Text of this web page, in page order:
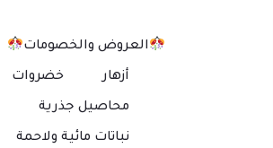
العروض والخصومات
أزهار خضروات
محاصيل جذرية
نباتات مائية ولاحمة